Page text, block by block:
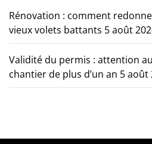
Rénovation : comment
vieux volets battants 5 août
Validité du permis : attention
chantier de plus d’un an 5 août